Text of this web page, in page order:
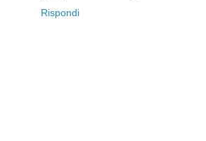
Rispondi